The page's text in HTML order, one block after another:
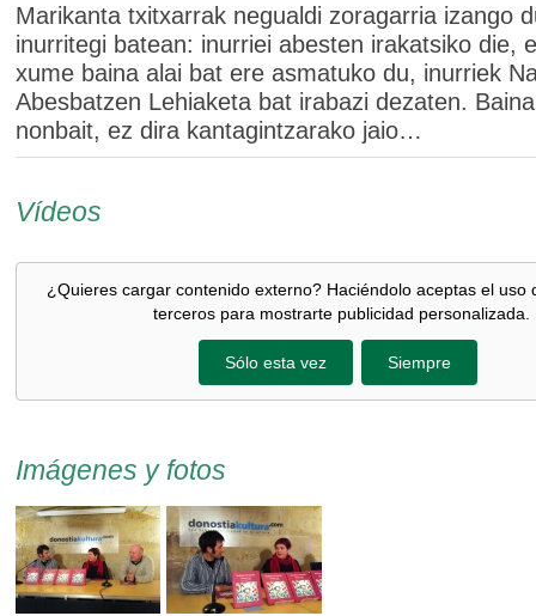
Marikanta txitxarrak negualdi zoragarria izango
inurritegi batean: inurriei abesten irakatsiko die,
xume baina alai bat ere asmatuko du, inurriek
Abesbatzen Lehiaketa bat irabazi dezaten.
nonbait, ez dira kantagintzarako jaio…
Vídeos
¿Quieres cargar contenido externo? Haciéndolo aceptas el uso
terceros para mostrarte publicidad personalizada.
Sólo esta vez Siempre
Imágenes y fotos